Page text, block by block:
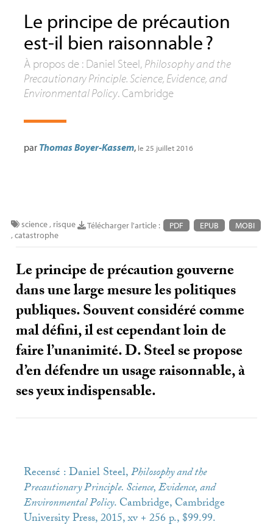
Le principe de précaution
est-il bien raisonnable?
À propos de : Daniel Steel, Philosophy and the
Precautionary Principle. Science, Evidence, and
Environmental Policy. Cambridge
par Thomas Boyer-Kassem, le 25 juillet 2016
Télécharger l'article : PDF EPUB MOBI
science, risque
,catastrophe
Le principe de précaution gouverne
dans une large mesure les politiques
publiques. Souvent considéré comme
mal défini, il est cependant loin de
faire l’unanimité. D. Steel se propose
d’en défendre un usage raisonnable, à
ses yeux indispensable.
Recensé : Daniel Steel,Philosophy and the
Precautionary Principle. Science, Evidence, and
Environmental Policy. Cambridge, Cambridge
University Press, 2015, xv + 256 p., $99.99.